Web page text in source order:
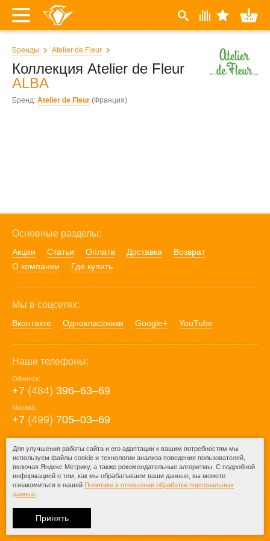
Бренды Atelier de Fleur
Коллекция Atelier de Fleur
ALBA
Бренд: Atelier de Fleur (Франция)
Основные разделы:
Акции Статьи Оплата Доставка
Возврат
О компании
Где купить
Мы в соцсетях:
Вконтакте Одноклассники Google+ YouTube
Наши телефоны:
Обнинск:
+7 (484) 396‒63‒69
Москва:
+7 (499) 705‒03‒69
E-mail:
mail@posuda40.ru
При любом копировании информации
ссылка на
Для улучшения работы сайта и его адаптации к вашим потребностям мы
используем файлы cookie и технологии анализа поведения пользователей,
включая Яндекс Метрику, а также рекомендательные алгоритмы. С подробной
информацией о том, как мы обрабатываем ваши данные, вы можете
ознакомиться в нашей Политике в отношении обработки персональных
данных
Принять